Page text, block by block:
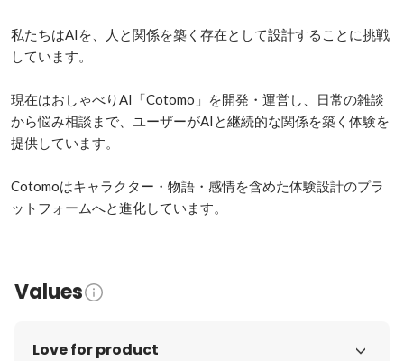
私たちはAIを、人と関係を築く存在として設計することに挑戦
しています。
現在はおしゃべりAI「Cotomo」を開発・運営し、日常の雑談
から悩み相談まで、ユーザーがAIと継続的な関係を築く体験を
提供しています。
Cotomoはキャラクター・物語・感情を含めた体験設計のプラ
ットフォームへと進化しています。
Values
Love for product